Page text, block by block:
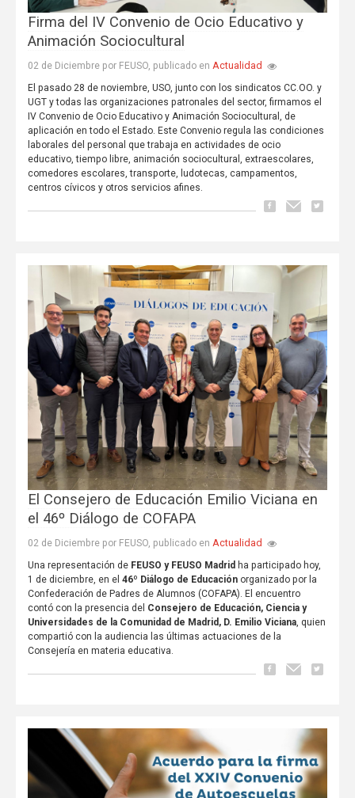
Firma del IV Convenio de Ocio Educativo y
Animación Sociocultural
02 de Diciembre por FEUSO, publicado en Actualidad
El pasado 28 de noviembre, USO, junto con los sindicatos CC.OO. y
UGT y todas las organizaciones patronales del sector, firmamos el
IV Convenio de Ocio Educativo y Animación Sociocultural, de
aplicación en todo el Estado. Este Convenio regula las condiciones
laborales del personal que trabaja en actividades de ocio
educativo, tiempo libre, animación sociocultural, extraescolares,
comedores escolares, transporte, ludotecas, campamentos,
centros cívicos y otros servicios afines.
El Consejero de Educación Emilio Viciana en
el 46º Diálogo de COFAPA
02 de Diciembre por FEUSO, publicado en Actualidad
Una representación de FEUSO y FEUSO Madrid ha participado hoy,
1 de diciembre, en el 46º Diálogo de Educaciónorganizado por la
Confederación de Padres de Alumnos (COFAPA). El encuentro
contó con la presencia del Consejero de Educación, Ciencia y
Universidades de la Comunidad de Madrid, D. Emilio Viciana, quien
compartió con la audiencia las últimas actuaciones de la
Consejería en materia educativa.